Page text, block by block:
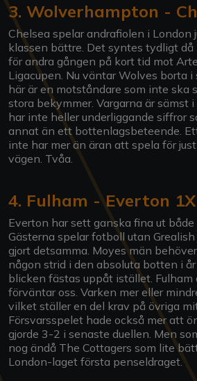
3. Wolverhampton -
Chelsea spelar andrafiolen i London
klassen bättre. Det syntes tydligt
för andra gången på kort tid mot
Ligacupen. Nu väntar Wolves borta
här är en motståndare som inte ska
stora bekymmer. Vargarna är sämst
har inte heller underliggande siffror
annat än ett bottenlagsbeteende.
inte har mer än äran att spela för
vägen. Tvåa.
4. Fulham - Everton 1X
Everton har sett ganska fina ut
Gästerna spelar fotboll utan
gjort detsamma. Moyes män
någon strid i den absoluta botten i
blicken fästas uppåt istället. Fulham
förväntar oss. Varken mer eller
vilket ställer en del krav på övriga
Försvarsspelet hade också mer att
gjorde 3-2 i senaste duellen. Men
nog ändå The Cottagers som lite
London-laget första penseldraget.